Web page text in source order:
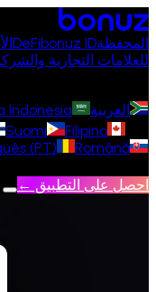
المحفظة DeFibonuz ID
للعلامات التجارية
Indonesia
العربية
Suomi
Filipino
(PT)
Română
احصل على التطبيق ←